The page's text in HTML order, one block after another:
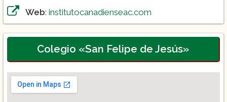
Web: institutocanadienseac.com
Colegio «San Felipe de Jesús»